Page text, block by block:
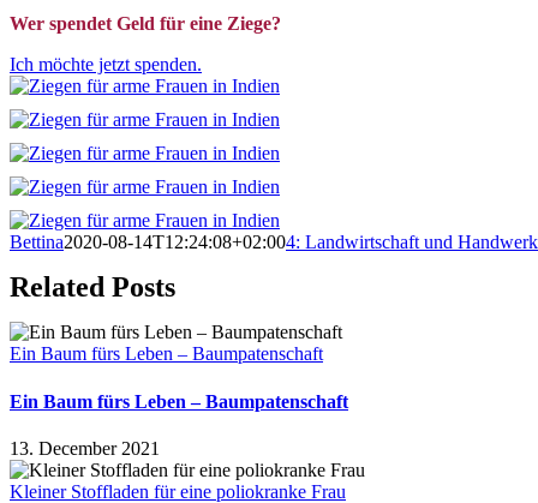
Wer spendet Geld für eine Ziege?
Ich möchte jetzt spenden.
Bettina2020-08-14T12:24:08+02:004: Landwirtschaft und Handwerk
Related Posts
Ein Baum fürs Leben – Baumpatenschaft
Ein Baum fürs Leben – Baumpatenschaft
13. December 2021
Kleiner Stoffladen für eine poliokranke Frau